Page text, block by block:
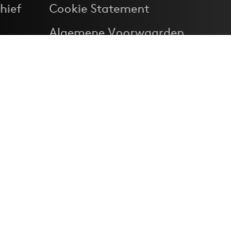
Cookie Statement
Algemene Voorwaarden